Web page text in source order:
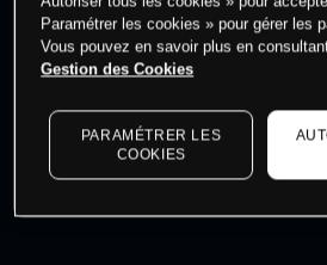
Les prix sont indicatifs.
dernières données du marché.
Paramétrer les cookies » pour gérer les
Vous pouvez en savoir plus en
Gestion des Cookies
PARAMÉTRER LES
COOKIES